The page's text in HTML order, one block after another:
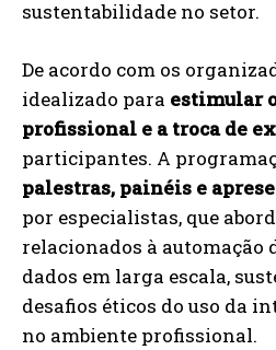
sustentabilidade no setor.
De acordo com os
idealizado para estimular
profissional e a troca de
participantes. A
palestras, painéis e
por especialistas, que
relacionados à automação
dados em larga escala,
desafios éticos do uso da
no ambiente profissional.